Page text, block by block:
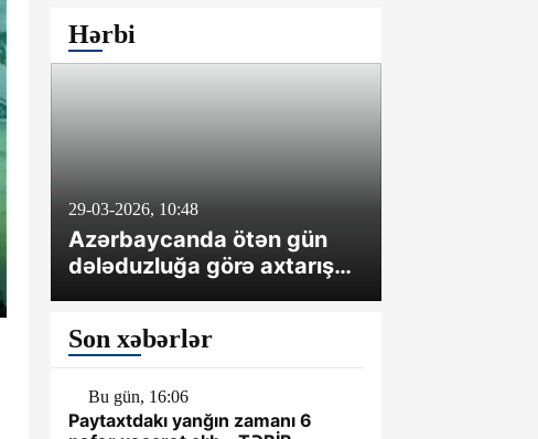
Hərbi
29-03-2026, 10:48
Azərbaycanda ötən gün
dələduzluğa görə axtarışda
Son xəbərlər
Bu gün, 16:06
Paytaxtdakı yanğın zamanı 6